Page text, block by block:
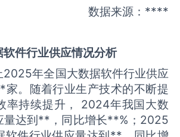
数据来源：****
软件行业供应情况分析
2025年全国大数据软件行业供应
。随着行业生产技术的不断提
率持续提升， 2024年我国大数
量达到**，同比增长**%；2025